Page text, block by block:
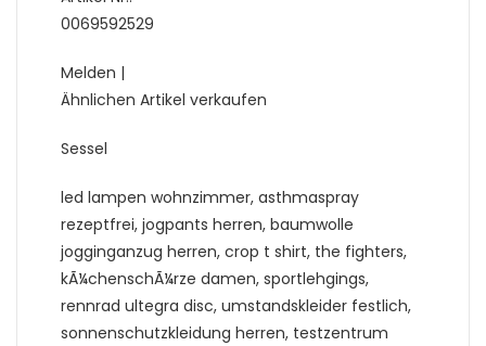
0069592529
Melden |
Ähnlichen Artikel verkaufen
Sessel
led lampen wohnzimmer, asthmaspray
rezeptfrei, jogpants herren, baumwolle
jogginganzug herren, crop t shirt, the fighters,
kÃ¼chenschÃ¼rze damen, sportlehgings,
rennrad ultegra disc, umstandskleider festlich,
sonnenschutzkleidung herren, testzentrum